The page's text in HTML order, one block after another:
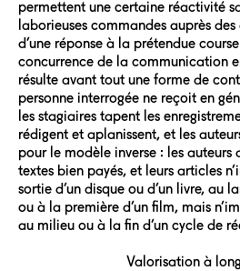
permettent une certaine réactivité
laborieuses commandes auprès des
d’une réponse à la prétendue
concurrence de la communication
résulte avant tout une forme de
personne interrogée ne reçoit en
les stagiaires tapent les
rédigent et aplanissent, et les
pour le modèle inverse : les auteurs
textes bien payés, et leurs articles
sortie d’un disque ou d’un livre, au
ou à la première d’un film, mais
au milieu ou à la fin d’un cycle de
Valorisation à